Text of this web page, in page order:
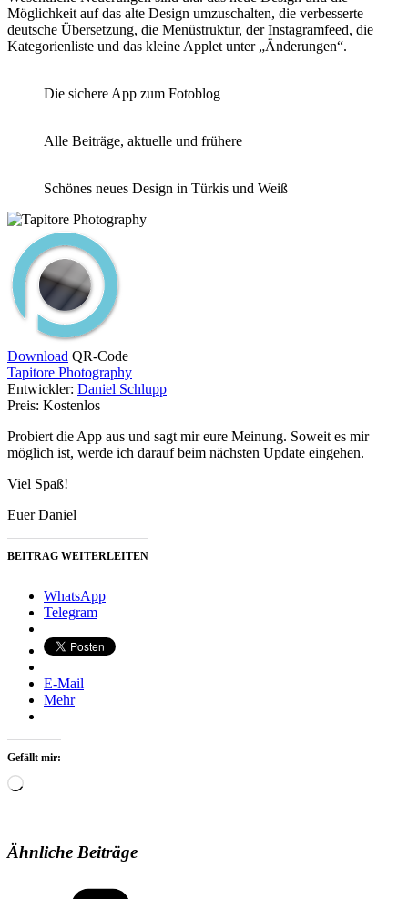
Möglichkeit auf das alte Design umzuschalten, die verbesserte
deutsche Übersetzung, die Menüstruktur, der Instagramfeed, die
Kategorienliste und das kleine Applet unter „Änderungen“.
Die sichere App zum Fotoblog
Alle Beiträge, aktuelle und frühere
Schönes neues Design in Türkis und Weiß
Download QR-Code
Tapitore Photography
Entwickler: Daniel Schlupp
Preis: Kostenlos
Probiert die App aus und sagt mir eure Meinung. Soweit es mir
möglich ist, werde ich darauf beim nächsten Update eingehen.
Viel Spaß!
Euer Daniel
BEITRAG WEITERLEITEN
WhatsApp
Telegram
E-Mail
Mehr
Gefällt mir:
Wird
Ähnliche Beiträge